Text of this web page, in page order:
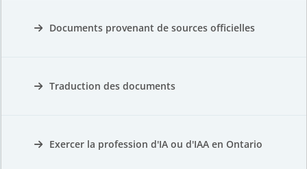
Documents provenant de sources officielles
Traduction des documents
Exercer la profession d'IA ou d'IAA en Ontario